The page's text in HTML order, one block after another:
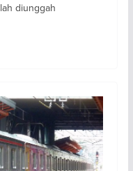
diunggah